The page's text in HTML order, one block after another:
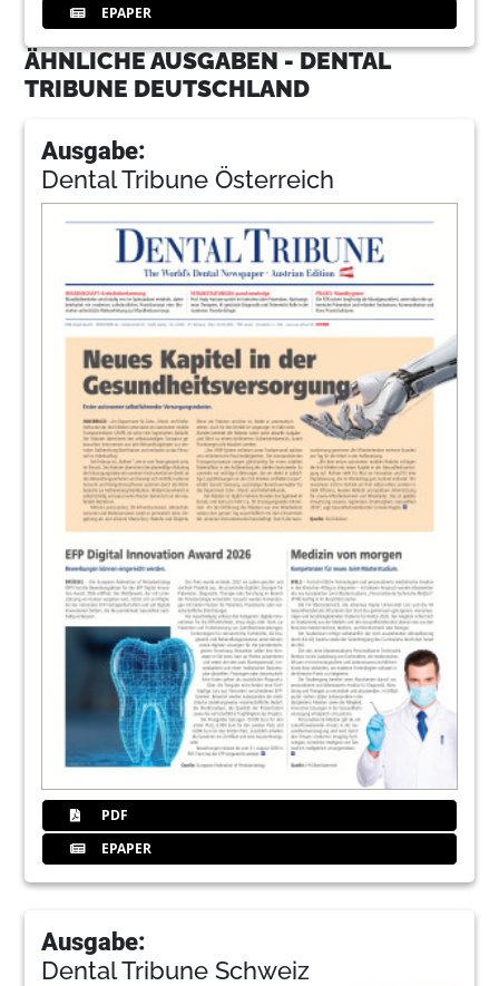
EPAPER
ÄHNLICHE AUSGABEN - DENTAL
TRIBUNE DEUTSCHLAND
Ausgabe:
Dental Tribune Österreich
PDF
EPAPER
Ausgabe:
Dental Tribune Schweiz